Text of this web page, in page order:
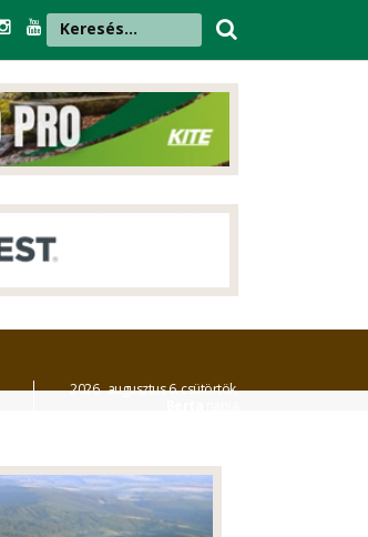
2026. augusztus 6. csütörtök,